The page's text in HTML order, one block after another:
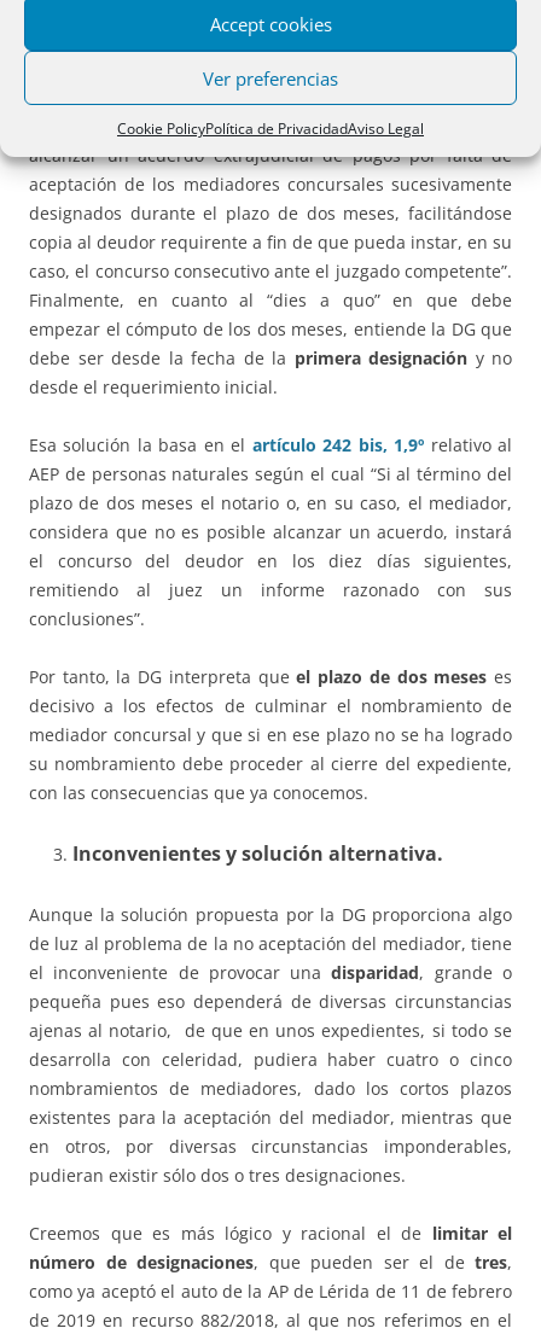
Accept cookies
Ver preferencias
Cookie PolicyPolítica de PrivacidadAviso Legal
mediadores designados por el procedimiento secuencial
artículo 233 LC
el Notario podrá cerrar el
expediente
, debiendo hacer constar en la diligencia de
cierre que el mismo se produce por la imposibilidad de
alcanzar un acuerdo extrajudicial de pagos por falta de
aceptación de los mediadores concursales sucesivamente
designados durante el plazo de dos meses, facilitándose
copia al deudor requirente a fin de que pueda instar, en su
caso, el concurso consecutivo ante el juzgado competente”.
Finalmente, en cuanto al “dies a quo” en que debe
empezar el cómputo de los dos meses, entiende la DG que
debe ser desde la fecha de la primera designación y no
desde el requerimiento inicial.
Esa solución la basa en el artículo 242 bis, 1,9º relativo al
AEP de personas naturales según el cual “Si al término del
plazo de dos meses el notario o, en su caso, el mediador,
considera que no es posible alcanzar un acuerdo, instará
el concurso del deudor en los diez días siguientes,
remitiendo al juez un informe razonado con sus
conclusiones”.
Por tanto, la DG interpreta queel plazo de dos meses es
decisivo a los efectos de culminar el nombramiento de
mediador concursal y que si en ese plazo no se ha logrado
su nombramiento debe proceder al cierre del expediente,
con las consecuencias que ya conocemos.
Inconvenientes y solución alternativa.
Aunque la solución propuesta por la DG proporciona algo
de luz al problema de la no aceptación del mediador, tiene
el inconveniente de provocar unadisparidad, grande o
pequeña pues eso dependerá de diversas circunstancias
ajenas al notario, de que en unos expedientes, si todo se
desarrolla con celeridad, pudiera haber cuatro o cinco
nombramientos de mediadores, dado los cortos plazos
existentes para la aceptación del mediador, mientras que
en otros, por diversas circunstancias imponderables,
pudieran existir sólo dos o tres designaciones.
Creemos que es más lógico y racional el de limitar el
número de designaciones, que pueden ser el de tres,
como ya aceptó el auto de la AP de Lérida de 11 de febrero
de 2019 en recurso 882/2018, al que nos referimos en el